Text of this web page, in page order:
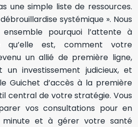
une simple liste de ressources.
systémique ». Nous
pourquoi l’attente à
qu’elle est, comment votre
un allié de première ligne,
investissement judicieux, et
Guichet d’accès à la première
central de votre stratégie. Vous
vos consultations pour en
minute et à gérer votre santé